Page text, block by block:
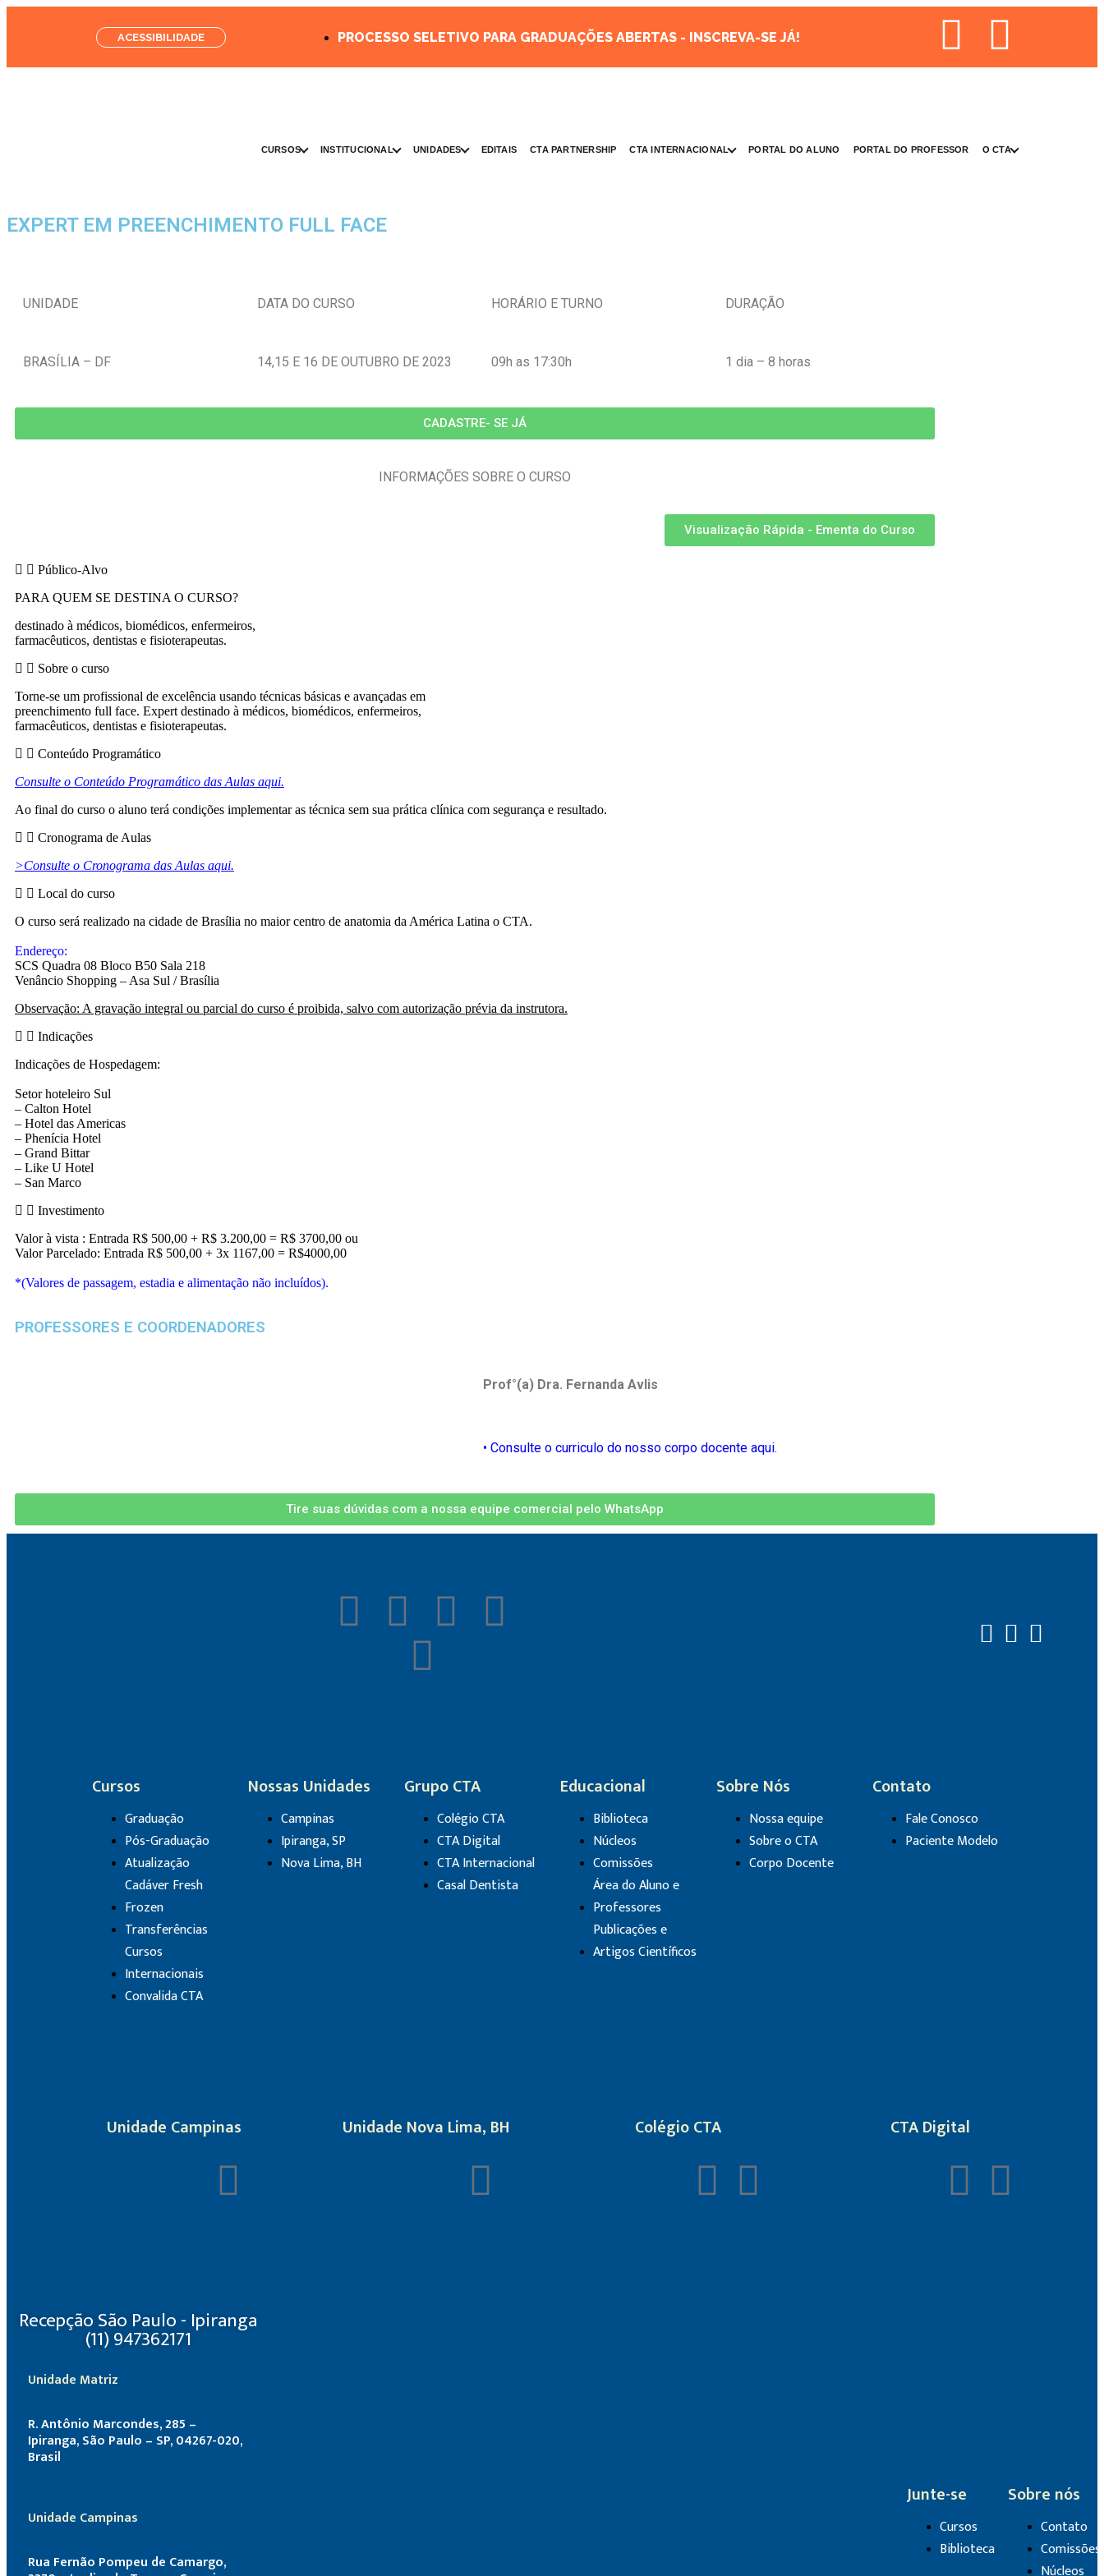
ACESSIBILIDADE PROCESSO SELETIVO PARA GRADUAÇÕES ABERTAS - INSCREVA-SE JÁ!
CURSOS INSTITUCIONAL UNIDADES EDITAIS CTA PARTNERSHIP CTA INTERNACIONAL PORTAL DO ALUNO PORTAL DO PROFESSOR O CTA
EXPERT EM PREENCHIMENTO FULL FACE
UNIDADE
BRASÍLIA – DF
DATA DO CURSO
14,15 E 16 DE OUTUBRO DE 2023
HORÁRIO E TURNO
09h as 17:30h
DURAÇÃO
1 dia – 8 horas
CADASTRE- SE JÁ
INFORMAÇÕES SOBRE O CURSO
Visualização Rápida - Ementa do Curso
Público-Alvo
PARA QUEM SE DESTINA O CURSO?
destinado à médicos, biomédicos, enfermeiros,
farmacêuticos, dentistas e fisioterapeutas.
Sobre o curso
Torne-se um profissional de excelência usando técnicas básicas e avançadas em
preenchimento full face. Expert destinado à médicos, biomédicos, enfermeiros,
farmacêuticos, dentistas e fisioterapeutas.
Conteúdo Programático
Consulte o Conteúdo Programático das Aulas aqui.
Ao final do curso o aluno terá condições implementar as técnica sem sua prática clínica com segurança e resultado.
Cronograma de Aulas
>Consulte o Cronograma das Aulas aqui.
Local do curso
O curso será realizado na cidade de Brasília no maior centro de anatomia da América Latina o CTA.
Endereço:
SCS Quadra 08 Bloco B50 Sala 218
Venâncio Shopping – Asa Sul / Brasília
Observação: A gravação integral ou parcial do curso é proibida, salvo com autorização prévia da instrutora.
Indicações
Indicações de Hospedagem:
Setor hoteleiro Sul
– Calton Hotel
– Hotel das Americas
– Phenícia Hotel
– Grand Bittar
– Like U Hotel
– San Marco
Investimento
Valor à vista : Entrada R$ 500,00 + R$ 3.200,00 = R$ 3700,00 ou
Valor Parcelado: Entrada R$ 500,00 + 3x 1167,00 = R$4000,00
*(Valores de passagem, estadia e alimentação não incluídos).
PROFESSORES E COORDENADORES
Prof°(a) Dra. Fernanda Avlis
• Consulte o curriculo do nosso corpo docente aqui.
Tire suas dúvidas com a nossa equipe comercial pelo WhatsApp
Cursos
Graduação
Pós-Graduação
Atualização
Cadáver Fresh
Frozen
Transferências
Cursos
Internacionais
Convalida CTA
Nossas Unidades
Campinas
Ipiranga, SP
Nova Lima, BH
Grupo CTA
Colégio CTA
CTA Digital
CTA Internacional
Casal Dentista
Educacional
Biblioteca
Núcleos
Comissões
Área do Aluno e
Professores
Publicações e
Artigos Científicos
Sobre Nós
Nossa equipe
Sobre o CTA
Corpo Docente
Contato
Fale Conosco
Paciente Modelo
Unidade Campinas Unidade Nova Lima, BH Colégio CTA CTA Digital
Recepção São Paulo - Ipiranga
(11) 947362171
Unidade Matriz
R. Antônio Marcondes, 285 –
Ipiranga, São Paulo – SP, 04267-020,
Brasil
Unidade Campinas
Rua Fernão Pompeu de Camargo,
Junte-se
Cursos
Biblioteca
Sobre nós
Contato
Comissões
Núcleos